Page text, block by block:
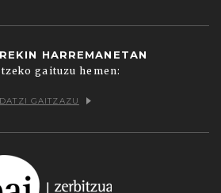
HARREMANETAN
gaituzu hemen:
GAITZAZU